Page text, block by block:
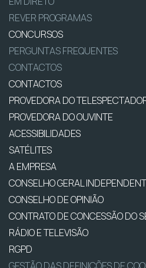
REVER PROGRAMAS
CONCURSOS
PERGUNTAS FREQUENTES
CONTACTOS
CONTACTOS
PROVEDORA DO
PROVEDORA DO OUVINTE
ACESSIBILIDADES
SATÉLITES
A EMPRESA
CONSELHO GERAL
CONSELHO DE OPINIÃO
CONTRATO DE CONCESSÃO DO
RÁDIO E TELEVISÃO
RGPD